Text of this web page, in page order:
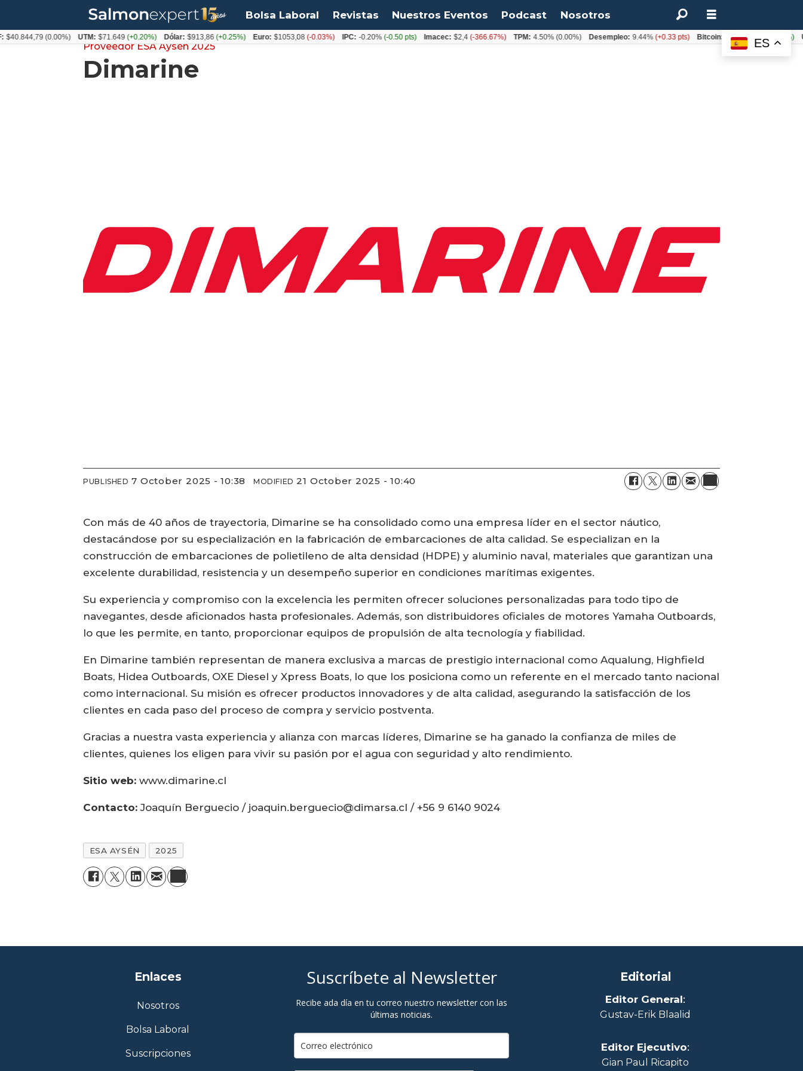
Bolsa Laboral Revistas Nuestros Eventos Podcast Nosotros
Proveedor ESA Aysén 2025
Dimarine
PUBLISHED 7 October 2025 - 10:38 MODIFIED 21 October 2025 - 10:40
Con más de 40 años de trayectoria, Dimarine se ha consolidado como una empresa líder en el sector náutico,
destacándose por su especialización en la fabricación de embarcaciones de alta calidad. Se especializan en la
construcción de embarcaciones de polietileno de alta densidad (HDPE) y aluminio naval, materiales que garantizan una
excelente durabilidad, resistencia y un desempeño superior en condiciones marítimas exigentes.
Su experiencia y compromiso con la excelencia les permiten ofrecer soluciones personalizadas para todo tipo de
navegantes, desde aficionados hasta profesionales. Además, son distribuidores oficiales de motores Yamaha Outboards,
lo que les permite, en tanto, proporcionar equipos de propulsión de alta tecnología y fiabilidad.
En Dimarine también representan de manera exclusiva a marcas de prestigio internacional como Aqualung, Highfield
Boats, Hidea Outboards, OXE Diesel y Xpress Boats, lo que los posiciona como un referente en el mercado tanto nacional
como internacional. Su misión es ofrecer productos innovadores y de alta calidad, asegurando la satisfacción de los
clientes en cada paso del proceso de compra y servicio postventa.
Gracias a nuestra vasta experiencia y alianza con marcas líderes, Dimarine se ha ganado la confianza de miles de
clientes, quienes los eligen para vivir su pasión por el agua con seguridad y alto rendimiento.
Sitio web: www.dimarine.cl
Contacto: Joaquín Berguecio / joaquin.berguecio@dimarsa.cl / +56 9 6140 9024
ESA AYSÉN 2025
Enlaces
Nosotros
Bolsa Laboral
Suscripciones
Suscríbete al Newsletter
Recibe ada día en tu correo nuestro newsletter con las
últimas noticias.
Editorial
Editor General:
Gustav-Erik Blaalid
Editor Ejecutivo:
Gian Paul Ricapito
ES
$40.844,79(0.00%) UTM: $71.649(+0.20%) Dólar: $913,86(+0.25%) Euro: $1053,08(-0.03%) IPC: -0.20%(-0.50 pts) Imacec: $2,4 (-366.67%) TPM: 4.50%(0.00%) Desempleo: 9.44%(+0.33 pts) Bitcoin: $64.600,08